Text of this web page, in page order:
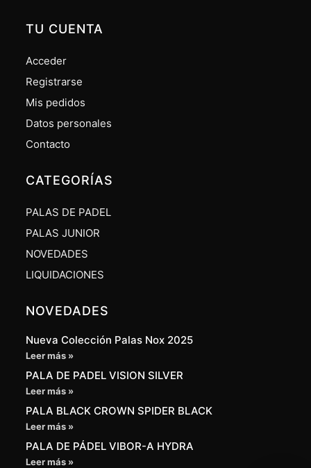
TU CUENTA
Acceder
Registrarse
Mis pedidos
Datos personales
Contacto
CATEGORÍAS
PALAS DE PADEL
PALAS JUNIOR
NOVEDADES
LIQUIDACIONES
NOVEDADES
Nueva Colección Palas Nox 2025
Leer más »
PALA DE PADEL VISION SILVER
Leer más »
PALA BLACK CROWN SPIDER BLACK
Leer más »
PALA DE PÁDEL VIBOR-A HYDRA
Leer más »